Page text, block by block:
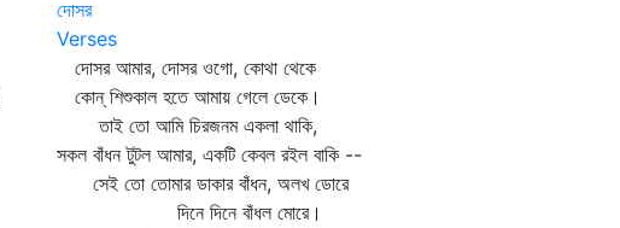
দোসর
Verses
দোসর আমার, দোসর ওগো, কোথা থেকে
কোন্‌ শিশুকাল হতে আমায় গেলে ডেকে।
তাই তো আমি চিরজনম একলা থাকি,
সকল বাঁধন টুটল আমার, একটি কেবল রইল বাকি --
সেই তো তোমার ডাকার বাঁধন, অলখ ডোরে
দিনে দিনে বাঁধল মোরে।